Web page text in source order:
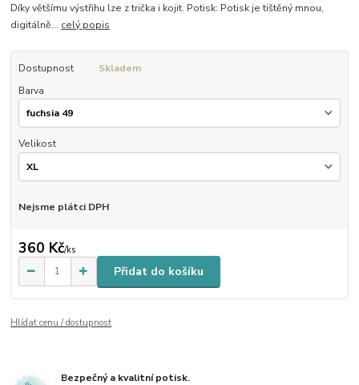
Díky většímu výstřihu lze z trička i kojit. Potisk: Potisk je tištěný mnou,
digitálně... celý popis
Dostupnost
Skladem
Barva
Velikost
Nejsme plátci DPH
360 Kč/ks
Přidat do košíku
Hlídat cenu / dostupnost
Bezpečný a kvalitní potisk.